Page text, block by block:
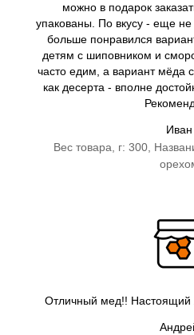
можно в подарок
упакованы. По вкусу - еще
больше понравился
детям с шиповником и
часто едим, а вариант мёда
как десерта - вполне
Иван
Вес товара, г: 300,
Отличный мед!! Настоящий